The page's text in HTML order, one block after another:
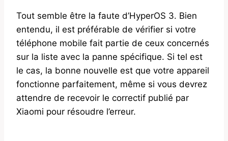
Tout semble être la faute d’HyperOS 3. Bien
entendu, il est préférable de vérifier si votre
téléphone mobile fait partie de ceux concernés
sur la liste avec la panne spécifique. Si tel est
le cas, la bonne nouvelle est que votre appareil
fonctionne parfaitement, même si vous devrez
attendre de recevoir le correctif publié par
Xiaomi pour résoudre l’erreur.